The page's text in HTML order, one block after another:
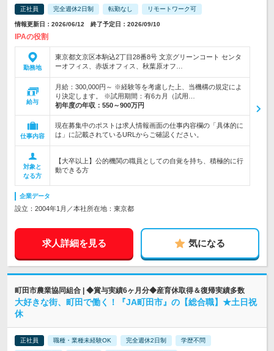
正社員 完全週休2日制 転勤なし リモートワーク可
情報更新日：2026/06/12 終了予定日：2026/09/10
IPAの役割
勤務地
東京都文京区本駒込2丁目28番8号 文京グリーンコート センタ
ーオフィス、赤坂オフィス、秋葉原オフ…
給与
月給：300,000円～ ※経験等を考慮した上、当機構の規定によ
り決定します。 ※試用期間：有6カ月（試用…
初年度の年収： 550～900万円
仕事内容
現在募集中のポストは求人情報画面の仕事内容欄の「具体的に
は」に記載されているURLからご確認ください。
対象と
なる方
【大卒以上】公的機関の職員としての自覚を持ち、積極的に行
動できる方
企業データ
設立：2004年1月／本社所在地：東京都
求人詳細を見る 気になる
町田市農業協同組合 | ◆賞与実績6ヶ月分◆産育休取得＆復帰実績多数
大好きな街、町田で働く！『JA町田市』の【総合職】★土日祝
休
正社員 職種・業種未経験OK 完全週休2日制 学歴不問